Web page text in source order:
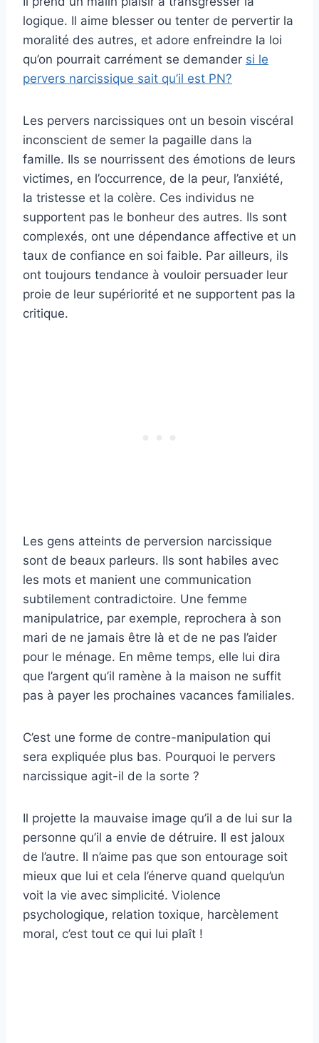
logique. Il aime blesser ou tenter de pervertir la
moralité des autres, et adore enfreindre la loi
qu’on pourrait carrément se demander si le
pervers narcissique sait qu’il est PN?
Les pervers narcissiques ont un besoin viscéral
inconscient de semer la pagaille dans la
famille. Ils se nourrissent des émotions de leurs
victimes, en l’occurrence, de la peur, l’anxiété,
la tristesse et la colère. Ces individus ne
supportent pas le bonheur des autres. Ils sont
complexés, ont une dépendance affective et un
taux de confiance en soi faible. Par ailleurs, ils
ont toujours tendance à vouloir persuader leur
proie de leur supériorité et ne supportent pas la
critique.
Les gens atteints de perversion narcissique
sont de beaux parleurs. Ils sont habiles avec
les mots et manient une communication
subtilement contradictoire. Une femme
manipulatrice, par exemple, reprochera à son
mari de ne jamais être là et de ne pas l’aider
pour le ménage. En même temps, elle lui dira
que l’argent qu’il ramène à la maison ne suffit
pas à payer les prochaines vacances familiales.
C’est une forme de contre-manipulation qui
sera expliquée plus bas. Pourquoi le pervers
narcissique agit-il de la sorte ?
Il projette la mauvaise image qu’il a de lui sur la
personne qu’il a envie de détruire. Il est jaloux
de l’autre. Il n’aime pas que son entourage soit
mieux que lui et cela l’énerve quand quelqu’un
voit la vie avec simplicité. Violence
psychologique, relation toxique, harcèlement
moral, c’est tout ce qui lui plaît !